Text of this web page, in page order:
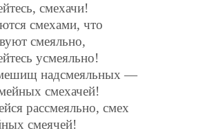
смехачи!
смехами, что
смеяльно,
усмеяльно!
надсмеяльных —
смехачей!
рассмеяльно, смех
смеячей!